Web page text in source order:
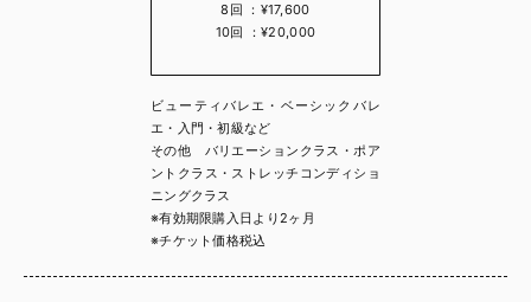
8回 ：¥17,600
10回 ：¥20,000
ビューティバレエ・ベーシックバレ
エ・入門・初級など
その他 バリエーションクラス・ポア
ントクラス・ストレッチコンディショ
ニングクラス
※有効期限購入日より2ヶ月
※チケット価格税込